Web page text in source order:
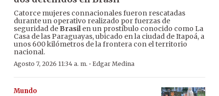
Catorce mujeres connacionales fueron rescatadas
durante un operativo realizado por fuerzas de
seguridad de Brasilen un prostíbulo conocido como La
Casa de las Paraguayas, ubicado en la ciudad de Itapoá, a
unos 600 kilómetros de la frontera con el territorio
nacional.
Agosto 7, 2026 11:34 a. m. · Edgar Medina
Mundo